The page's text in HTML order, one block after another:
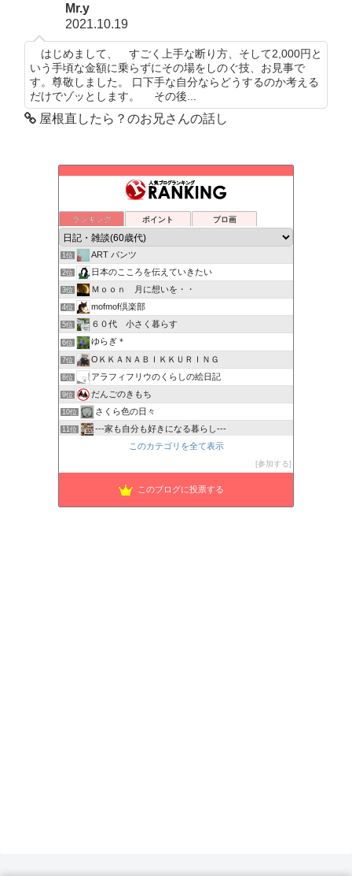
Mr.y
2021.10.19
はじめまして、 すごく上手な断り方、そして2,000円と
いう手頃な金額に乗らずにその場をしのぐ技、お見事で
す。尊敬しました。 口下手な自分ならどうするのか考える
だけでゾッとします。 その後...
屋根直したら？のお兄さんの話し
ランキング ポイント ブロ画
1位 ART パンツ
2位 日本のこころを伝えていきたい
3位 Ｍｏｏｎ 月に想いを・・
4位 mofmof倶楽部
5位 ６０代 小さく暮らす
6位 ゆらぎ＊
7位 OＫＫＡＮＡＢＩＫＫＵＲＩＮＧ
8位 アラフィフリウのくらしの絵日記
9位 だんごのきもち
10位 さくら色の日々
11位 ---家も自分も好きになる暮らし---
優のガーデン
自分流シニアライフ
このカテゴリを全て表示
参加する
このブログに投票する